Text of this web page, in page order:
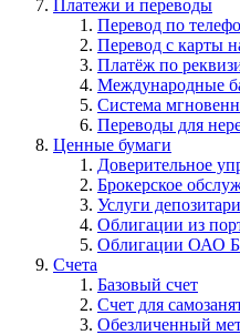
Платежи и переводы
Перевод по
Перевод с карты
Платёж по
Международные
Система
Переводы для
Ценные бумаги
Доверительное
Брокерское
Услуги
Облигации из
Облигации ОАО
Счета
Базовый счет
Счет для
Обезличенный